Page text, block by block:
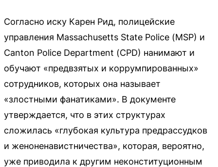
Согласно иску Карен Рид, полицейские
управления Massachusetts State Police (MSP) и
Canton Police Department (CPD) нанимают и
обучают «предвзятых и коррумпированных»
сотрудников, которых она называет
«злостными фанатиками». В документе
утверждается, что в этих структурах
сложилась «глубокая культура предрассудков
и женоненавистничества», которая, вероятно,
уже приводила к другим неконституционным